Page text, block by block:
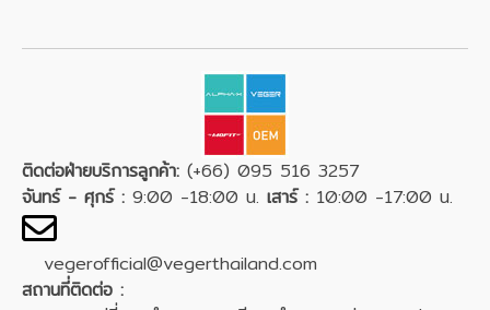
ติดต่อฝ่ายบริการลูกค้า: (+66) 095 516 3257
จันทร์ - ศุกร์ : 9:00 -18:00 น. เสาร์ : 10:00 -17:00 น.
vegerofficial@vegerthailand.com
สถานที่ติดต่อ :